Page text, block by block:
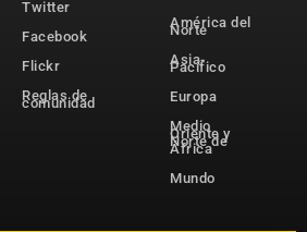
Twitter
Facebook
Flickr
Reglas de
comunidad
América del
Norte
Asia-
Pacífico
Europa
Medio
Oriente y
Norte de
África
Mundo